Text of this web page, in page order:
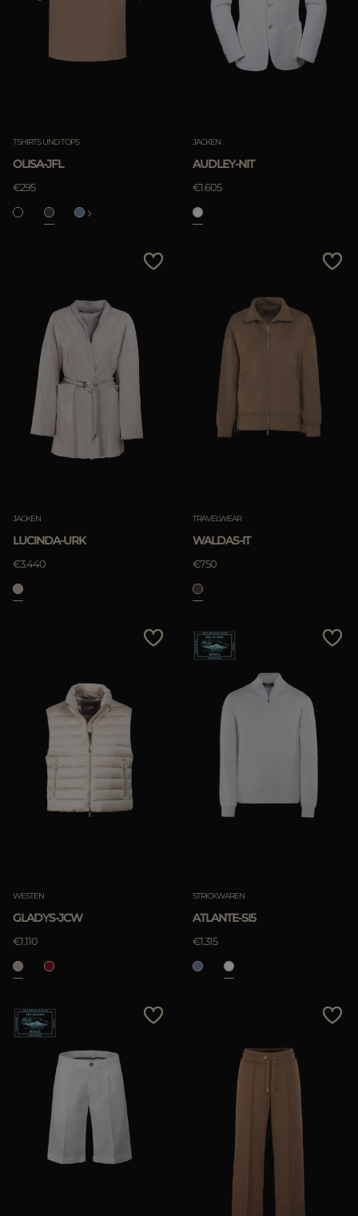
ANWENDEN
TSHIRTS UND TOPS
OLISA-JFL
€295
JACKEN
AUDLEY-NIT
€1.605
JACKEN
LUCINDA-URK
€3.440
TRAVELWEAR
WALDAS-IT
€750
WESTEN
GLADYS-JCW
€1.110
STRICKWAREN
ATLANTE-SI5
€1.315